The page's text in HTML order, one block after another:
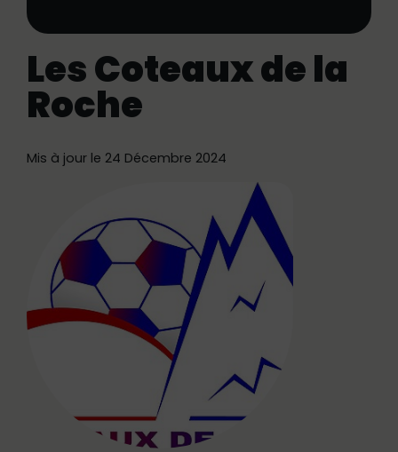
Les Coteaux de la
Roche
Mis à jour le 24 Décembre 2024